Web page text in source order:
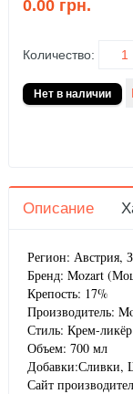
0.00 грн.
Количество:
Описание
Регион: Австрия,
Бренд: Mozart
Крепость: 17%
Производитель:
Стиль: Крем-ликёр
Объем: 700 мл
Добавки:Сливки,
Сайт